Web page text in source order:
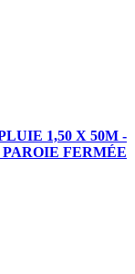
1,50 X 50M -
FERMÉE